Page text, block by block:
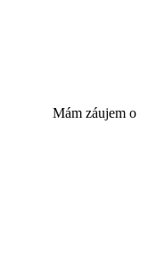
Mám záujem o